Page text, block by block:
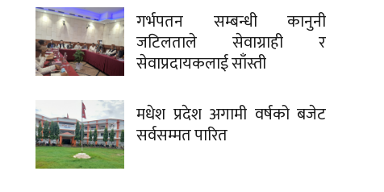
गर्भपतन सम्बन्धी कानुनी
जटिलताले सेवाग्राही र
सेवाप्रदायकलाई साँस्ती
मधेश प्रदेश अगामी वर्षको बजेट
सर्वसम्मत पारित